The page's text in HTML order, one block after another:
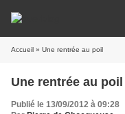
Accueil » Une rentrée au poil
Une rentrée au poil
Publié le 13/09/2012 à 09:28